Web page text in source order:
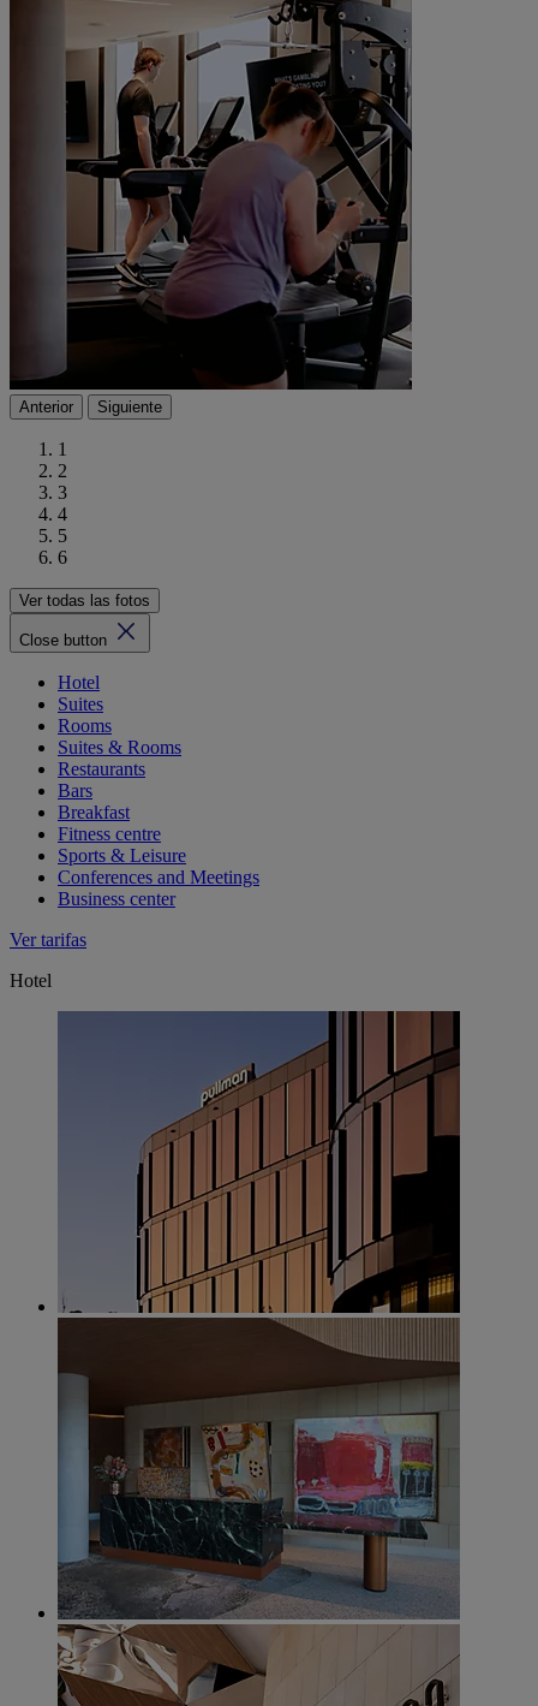
Anterior Siguiente
1
2
3
4
5
6
Ver todas las fotos
Close button
Hotel
Suites
Rooms
Suites & Rooms
Restaurants
Bars
Breakfast
Fitness centre
Sports & Leisure
Conferences and Meetings
Business center
Ver tarifas
Hotel